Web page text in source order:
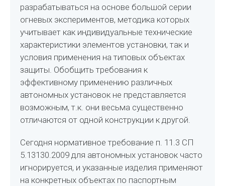
разрабатываться на основе большой серии
огневых экспериментов, методика которых
учитывает как индивидуальные технические
характеристики элементов установки, так и
условия применения на типовых объектах
защиты. Обобщить требования к
эффективному применению различных
автономных установок не представляется
возможным, т.к. они весьма существенно
отличаются от одной конструкции к другой.
Сегодня нормативное требование п. 11.3 СП
5.13130.2009 для автономных установок часто
игнорируется, и указанные изделия применяют
на конкретных объектах по паспортным